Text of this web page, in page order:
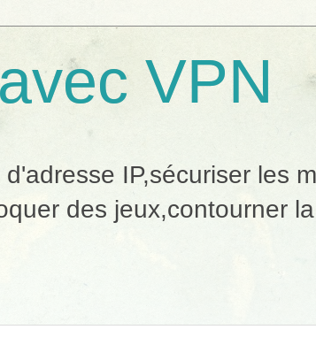
VPN
IP,sécuriser les
des jeux,contourner